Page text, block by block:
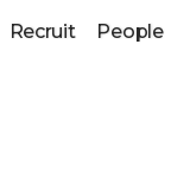
Recruit People